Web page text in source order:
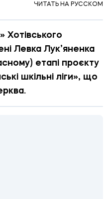
ЧИТАТЬ НА РУССКОМ
Левка Лук’яненка
етапі проєкту
шкільні ліги», що